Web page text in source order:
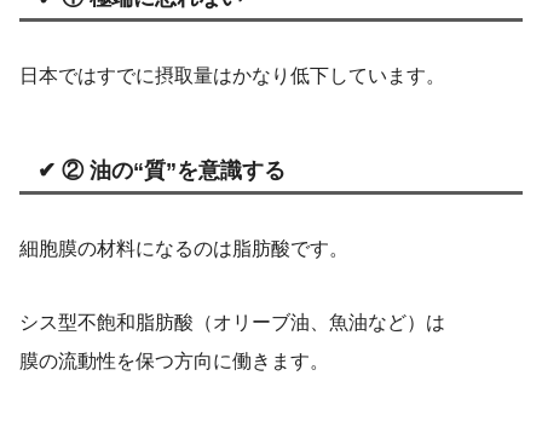
日本ではすでに摂取量はかなり低下しています。
✔ ② 油の“質”を意識する
細胞膜の材料になるのは脂肪酸です。
シス型不飽和脂肪酸（オリーブ油、魚油など）は
膜の流動性を保つ方向に働きます。